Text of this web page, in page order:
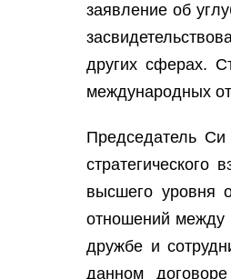
заявление об
других сферах.
международных
Председатель Си
стратегического
высшего уровня
отношений между
дружбе и
данном